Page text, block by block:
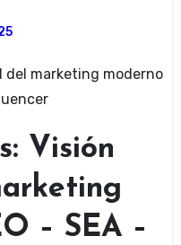
Visión
– SEA –